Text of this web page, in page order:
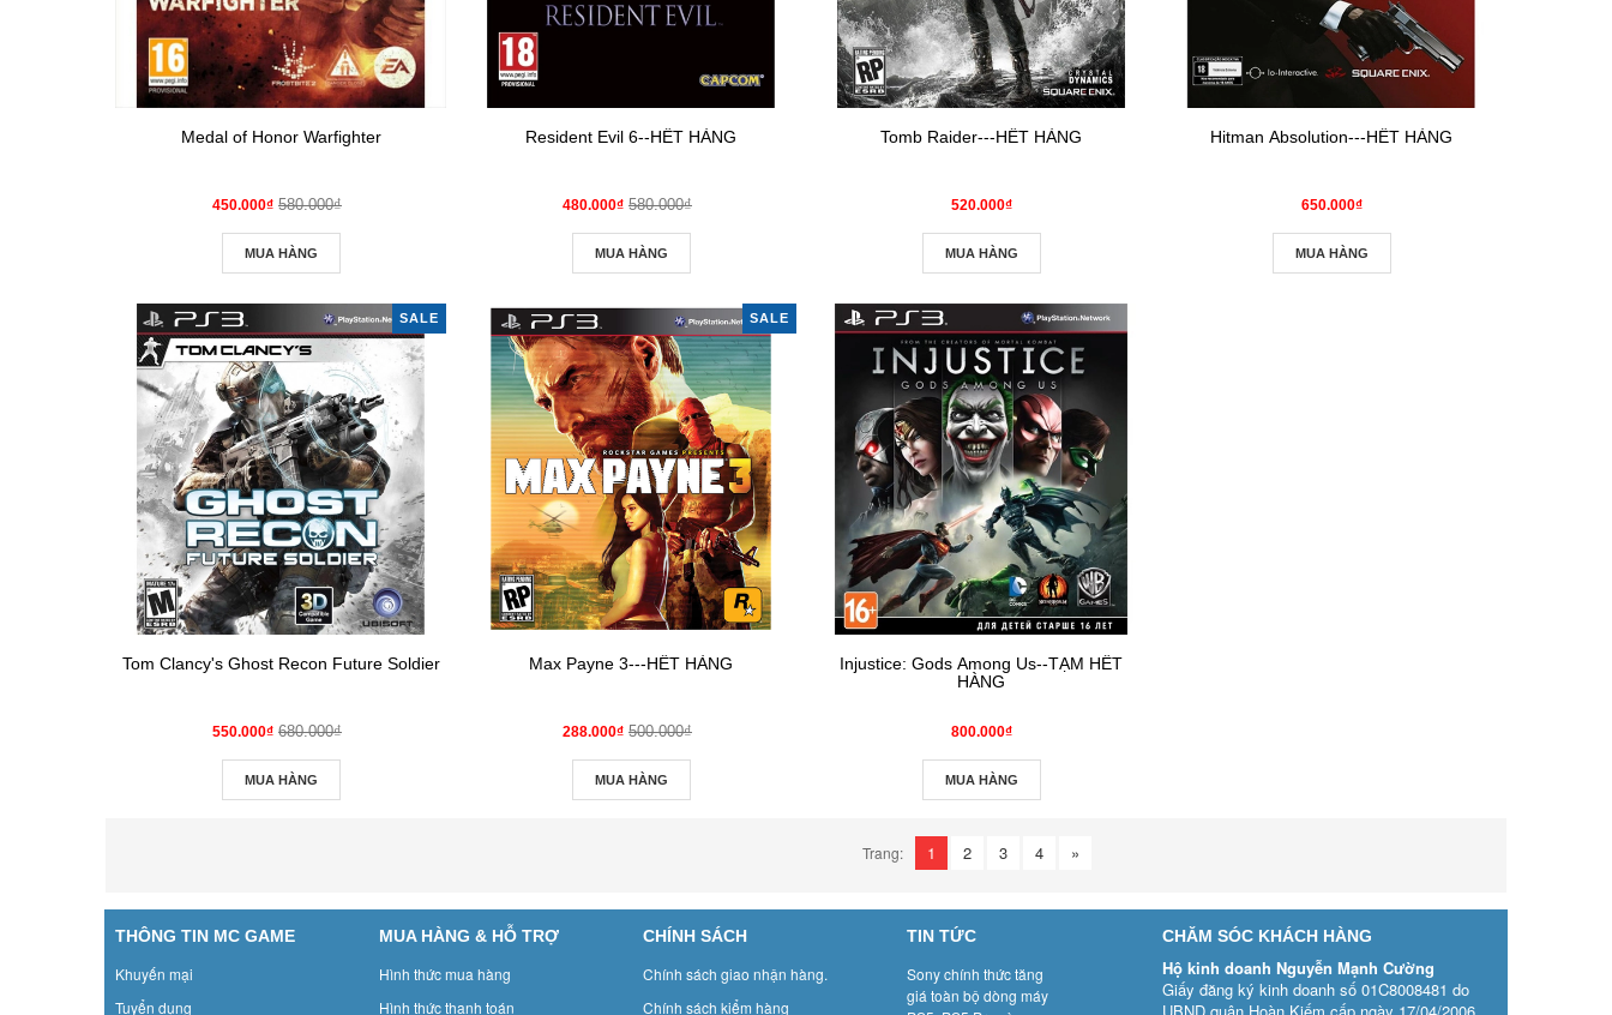
Medal of Honor Warfighter
450.000₫ 580.000₫
MUA HÀNG
Resident Evil 6--HẾT HÀNG
480.000₫ 580.000₫
MUA HÀNG
Tomb Raider---HẾT HÀNG
520.000₫
MUA HÀNG
Hitman Absolution---HẾT HÀNG
650.000₫
MUA HÀNG
SALE
Tom Clancy's Ghost Recon Future Soldier
550.000₫ 680.000₫
MUA HÀNG
SALE
Max Payne 3---HẾT HÀNG
288.000₫ 500.000₫
MUA HÀNG
Injustice: Gods Among Us--TẠM HẾT
HÀNG
800.000₫
MUA HÀNG
Trang: 1 2 3 4 »
THÔNG TIN MC GAME
Khuyến mại
Tuyển dụng
MUA HÀNG & HỖ TRỢ
Hình thức mua hàng
Hình thức thanh toán
CHÍNH SÁCH
Chính sách giao nhận hàng.
Chính sách kiểm hàng
TIN TỨC
Sony chính thức tăng
giá toàn bộ dòng máy
CHĂM SÓC KHÁCH HÀNG
Hộ kinh doanh Nguyễn Mạnh Cường
Giấy đăng ký kinh doanh số 01C8008481 do